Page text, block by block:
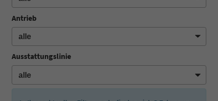
Antrieb
Ausstattungslinie